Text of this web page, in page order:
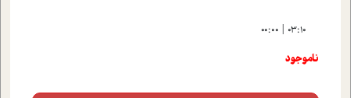
00:00
03:10
ناموجود